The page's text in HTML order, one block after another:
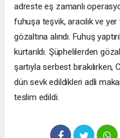
adreste eş zamanlı
fuhuşa teşvik, aracılık ve
gözaltına alındı. Fuhuş
kurtarıldı. Şüphelilerden
şartıyla serbest bırakılırken,
dün sevk edildikleri adli
teslim edildi.